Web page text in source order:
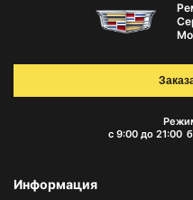
с 9:00 до 21:00
Информация